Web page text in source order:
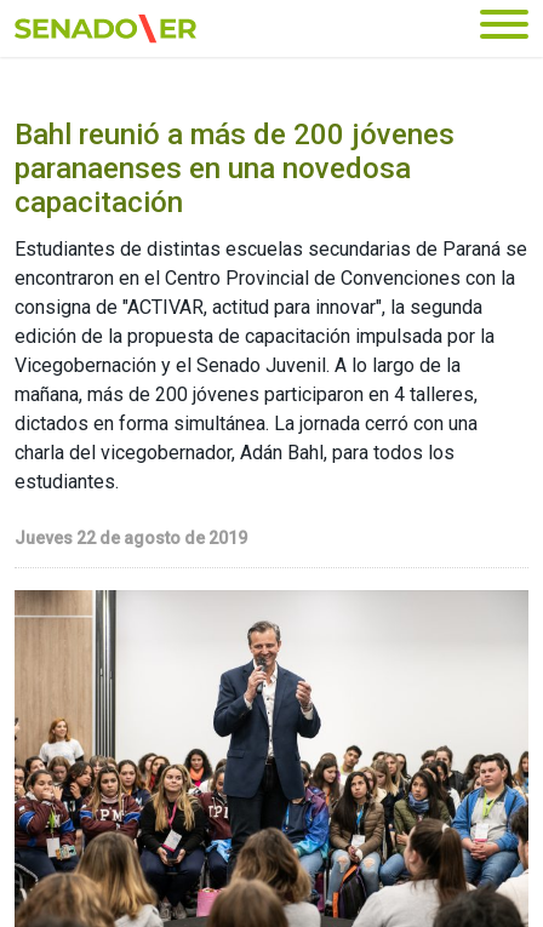
Ir al menú principal
Bahl reunió a más de 200 jóvenes
paranaenses en una novedosa
capacitación
Estudiantes de distintas escuelas secundarias de Paraná se
encontraron en el Centro Provincial de Convenciones con la
consigna de "ACTIVAR, actitud para innovar", la segunda
edición de la propuesta de capacitación impulsada por la
Vicegobernación y el Senado Juvenil. A lo largo de la
mañana, más de 200 jóvenes participaron en 4 talleres,
dictados en forma simultánea. La jornada cerró con una
charla del vicegobernador, Adán Bahl, para todos los
estudiantes.
Jueves 22 de agosto de 2019